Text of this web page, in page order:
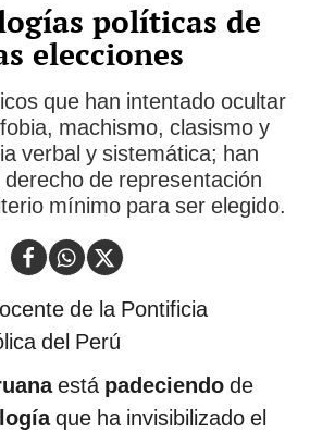
políticas de
elecciones
que han intentado ocultar
machismo, clasismo y
verbal y sistemática; han
de representación
mínimo para ser elegido.
de la Pontificia
del Perú
está padeciendo de
que ha invisibilizado el